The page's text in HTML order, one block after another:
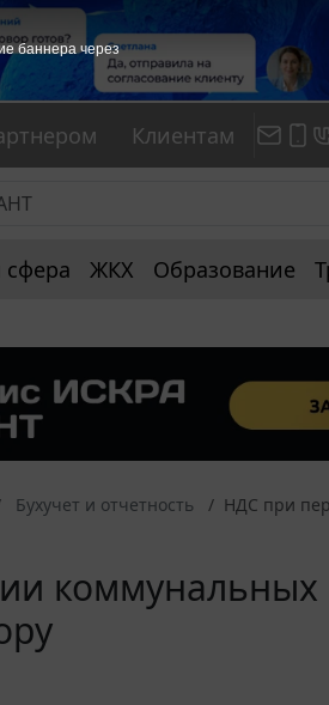
Клиентам
сфера ЖКХ Образование
Бухучет и отчетность
НДС при
коммунальных
баннера через